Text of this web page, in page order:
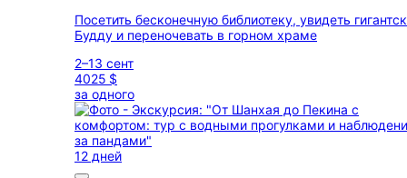
Посетить бесконечную библиотеку, увидеть
Будду и переночевать в горном храме
2–13 сент
4025 $
за одного
12 дней